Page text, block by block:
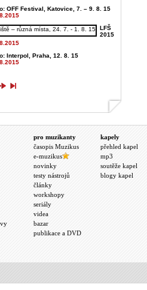
OFF Festival, Katovice, 7. – 9. 8. 15
LFŠ
2015
Interpol, Praha, 12. 8. 15
pro muzikanty
časopis Muzikus
e-muzikus
novinky
testy nástrojů
články
workshopy
seriály
videa
bazar
publikace a DVD
kapely
přehled kapel
mp3
soutěže kapel
blogy kapel